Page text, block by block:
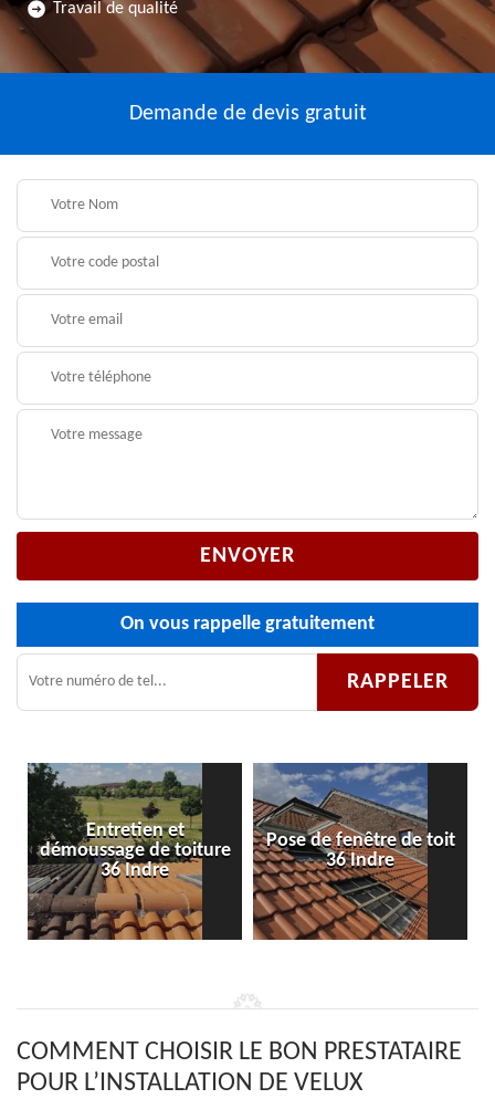
Travail de qualité
Demande de devis gratuit
On vous rappelle gratuitement
Entretien et
démoussage de toiture
36 Indre
Pose de fenêtre de toit
36 Indre
COMMENT CHOISIR LE BON PRESTATAIRE
POUR L’INSTALLATION DE VELUX